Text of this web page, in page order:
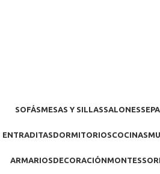
SOFÁSMESAS Y SILLASSALONES
ENTRADITASDORMITORIOSCOCINAS
ARMARIOSDECORACIÓNMONTESSORI